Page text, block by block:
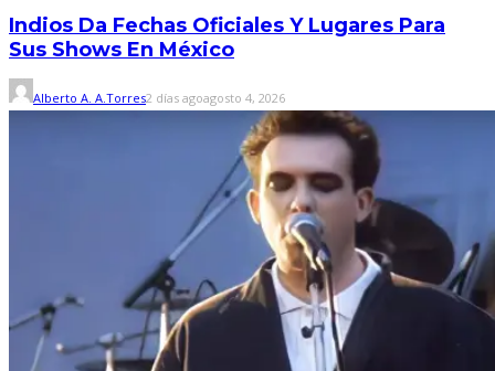
Indios Da Fechas Oficiales Y Lugares Para
Sus Shows En México
Alberto A. A.Torres2 días agoagosto 4, 2026